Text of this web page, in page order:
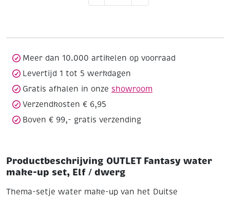
Elf
aantal
Meer dan 10.000 artikelen op voorraad
Levertijd 1 tot 5 werkdagen
Gratis afhalen in onze showroom
Verzendkosten € 6,95
Boven € 99,- gratis verzending
Productbeschrijving OUTLET Fantasy water
make-up set, Elf / dwerg
Thema-setje water make-up van het Duitse